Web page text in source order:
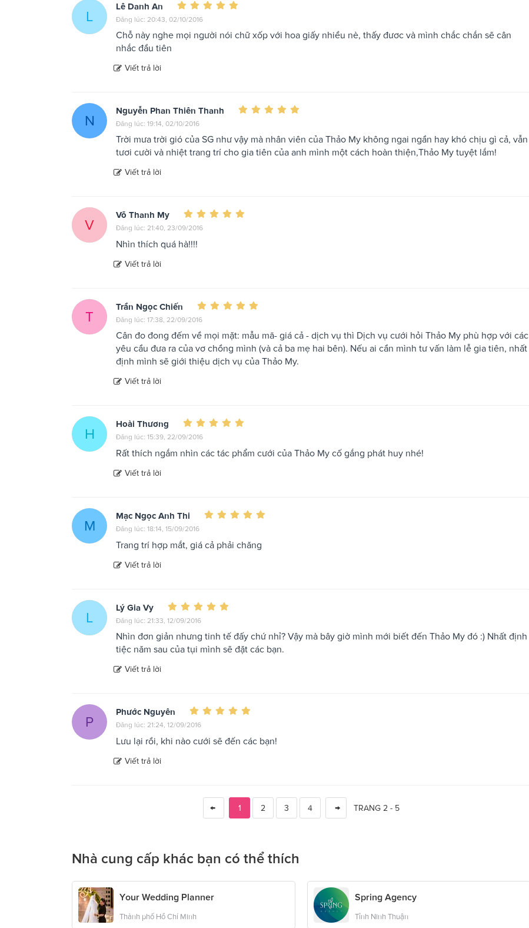
L
Lê Danh An
Đăng lúc: 20:43, 02/10/2016
Chỗ này nghe mọi người nói chữ xốp với hoa giấy nhiều nè, thấy đươc và mình chắc chắn sẽ cân
nhắc đầu tiên
Viết trả lời
N
Nguyễn Phan Thiên Thanh
Đăng lúc: 19:14, 02/10/2016
Trời mưa trời gió của SG như vậy mà nhân viên của Thảo My không ngai ngần hay khó chịu gì cả, vẫn
tươi cười và nhiệt trang trí cho gia tiên của anh mình một cách hoàn thiện,Thảo My tuyệt lắm!
Viết trả lời
V
Võ Thanh My
Đăng lúc: 21:40, 23/09/2016
Nhìn thích quá hà!!!!
Viết trả lời
T
Trần Ngọc Chiến
Đăng lúc: 17:38, 22/09/2016
Cân đo đong đếm về mọi mặt: mẫu mã- giá cả - dịch vụ thì Dịch vụ cưới hỏi Thảo My phù hợp với các
yêu cầu đưa ra của vơ chồng mình (và cả ba mẹ hai bên). Nếu ai cần mình tư vấn làm lễ gia tiên, nhất
định mình sẽ giới thiệu dịch vụ của Thảo My.
Viết trả lời
H
Hoài Thương
Đăng lúc: 15:39, 22/09/2016
Rất thích ngắm nhìn các tác phẩm cưới của Thảo My cố gắng phát huy nhé!
Viết trả lời
M
Mạc Ngọc Anh Thi
Đăng lúc: 18:14, 15/09/2016
Trang trí hợp mắt, giá cả phải chăng
Viết trả lời
L
Lý Gia Vy
Đăng lúc: 21:33, 12/09/2016
Nhìn đơn giản nhưng tinh tế đấy chứ nhỉ? Vậy mà bây giờ mình mới biết đến Thảo My đó :) Nhất định
tiệc năm sau của tụi mình sẽ đặt các bạn.
Viết trả lời
P
Phước Nguyên
Đăng lúc: 21:24, 12/09/2016
Lưu lại rồi, khi nào cưới sẽ đến các bạn!
Viết trả lời
1 2 3 4 TRANG 2 - 5
Nhà cung cấp khác bạn có thể thích
Your Wedding Planner
Thành phố Hồ Chí Minh
Spring Agency
Tỉnh Ninh Thuận